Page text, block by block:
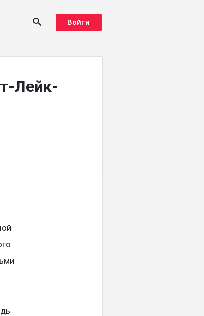
search Войти
Лейк-